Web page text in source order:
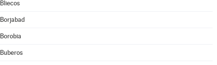
Bliecos
Borjabad
Borobia
Buberos